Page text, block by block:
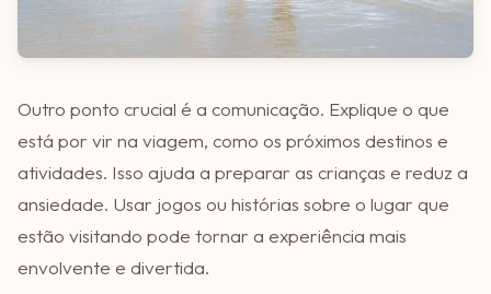
Outro ponto crucial é a comunicação. Explique o que
está por vir na viagem, como os próximos destinos e
atividades. Isso ajuda a preparar as crianças e reduz a
ansiedade. Usar jogos ou histórias sobre o lugar que
estão visitando pode tornar a experiência mais
envolvente e divertida.